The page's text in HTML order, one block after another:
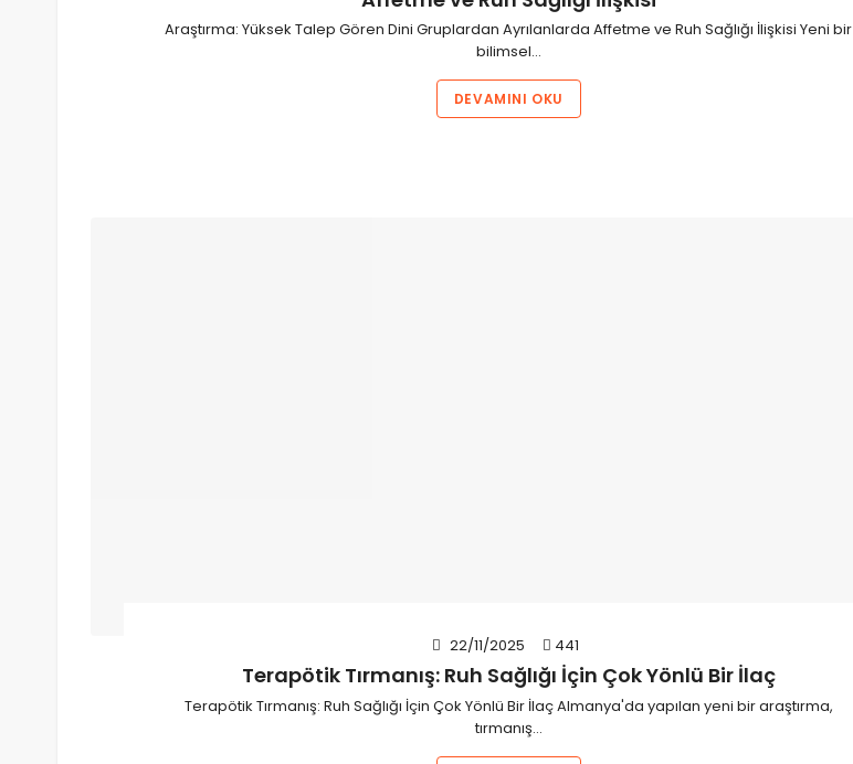
Araştırma: Yüksek Talep Gören Dini Gruplardan Ayrılanlarda Affetme ve Ruh Sağlığı İlişkisi Yeni bir
bilimsel…
DEVAMINI OKU
22/11/2025 441
Terapötik Tırmanış: Ruh Sağlığı İçin Çok Yönlü Bir İlaç
Terapötik Tırmanış: Ruh Sağlığı İçin Çok Yönlü Bir İlaç Almanya'da yapılan yeni bir araştırma,
tırmanış…